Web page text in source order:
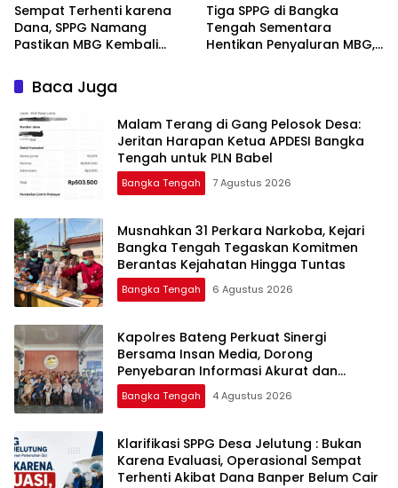
‎Sempat Terhenti karena
Dana, SPPG Namang
Pastikan MBG Kembali
‎Tiga SPPG di Bangka
Tengah Sementara
Hentikan Penyaluran MBG,
Baca Juga
Malam Terang di Gang Pelosok Desa:
Jeritan Harapan Ketua APDESI Bangka
Tengah untuk PLN Babel
Bangka Tengah 7 Agustus 2026
Musnahkan 31 Perkara Narkoba, Kejari
Bangka Tengah Tegaskan Komitmen
Berantas Kejahatan Hingga Tuntas
Bangka Tengah 6 Agustus 2026
‎Kapolres Bateng Perkuat Sinergi
Bersama Insan Media, Dorong
Penyebaran Informasi Akurat dan
Layanan Polri 110
Bangka Tengah 4 Agustus 2026
‎Klarifikasi SPPG Desa Jelutung : Bukan
Karena Evaluasi, Operasional Sempat
Terhenti Akibat Dana Banper Belum Cair